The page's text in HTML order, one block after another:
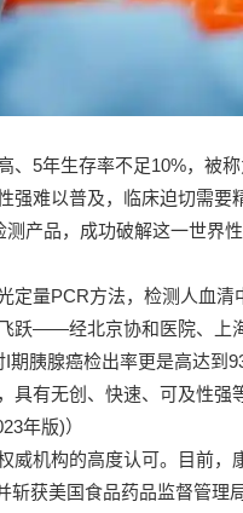
、5年生存率不足10%，被
强难以普及，临床迫切需
产品，成功破解这一世界性
定量PCR方法，检测人血
跃——经北京协和医院、上
期胰腺癌检出率更是高达
具有无创、快速、可及性强
年版)）
威机构的高度认可。目前
斩获美国食品药品监督管